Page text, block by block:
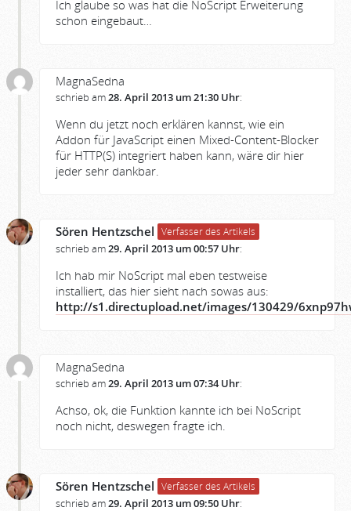
Ich glaube so was hat die NoScript Erweiterung
schon eingebaut…
MagnaSedna
schrieb am28. April 2013 um 21:30 Uhr:
Wenn du jetzt noch erklären kannst, wie ein
Addon für JavaScript einen Mixed-Content-Blocker
für HTTP(S) integriert haben kann, wäre dir hier
jeder sehr dankbar.
Sören Hentzschel Verfasser des Artikels
schrieb am29. April 2013 um 00:57 Uhr:
Ich hab mir NoScript mal eben testweise
installiert, das hier sieht nach sowas aus:
http://s1.directupload.net/images/130429/
MagnaSedna
schrieb am29. April 2013 um 07:34 Uhr:
Achso, ok, die Funktion kannte ich bei NoScript
noch nicht, deswegen fragte ich.
Sören Hentzschel Verfasser des Artikels
schrieb am29. April 2013 um 09:50 Uhr: